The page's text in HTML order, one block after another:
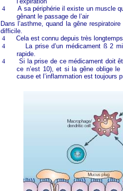
4
A sa périphérie il existe un muscle
gênant le passage de l’air
Dans l’asthme, quand la gêne
difficile.
4
Cela est connu depuis très
4
La prise d’un médicament ß 2
rapide.
4
Si la prise de ce médicament doit
ce n’est 10), et si la gêne oblige le
cause et l’inflammation est toujours